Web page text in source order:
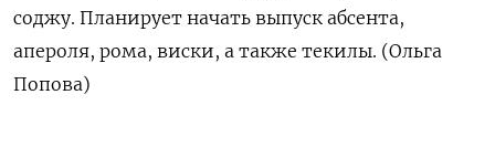
соджу. Планирует начать выпуск абсента,
апероля, рома, виски, а также текилы. (Ольга
Попова)